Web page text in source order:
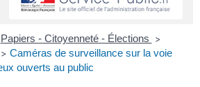
Papiers - Citoyenneté - Élections >
> Caméras de surveillance sur la voie
ouverts au public